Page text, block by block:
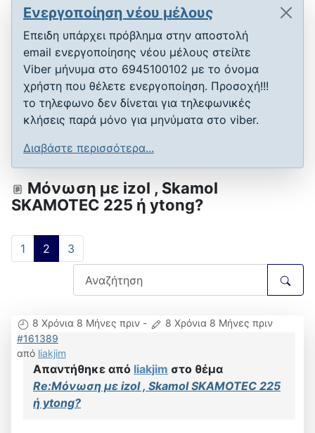
Ενεργοποίηση νέου μέλους
Επειδη υπάρχει πρόβλημα στην αποστολή
email ενεργοποίησης νέου μέλους στείλτε
Viber μήνυμα στο 6945100102 με το όνομα
χρήστη που θέλετε ενεργοποίηση. Προσοχή!!!
το τηλεφωνο δεν δίνεται για τηλεφωνικές
κλήσεις παρά μόνο για μηνύματα στο viber.
Διαβάστε περισσότερα...
Μόνωση με izol , Skamol
SKAMOTEC 225 ή ytong?
1 2 3
8 Χρόνια 8 Μήνες πριν -
8 Χρόνια 8 Μήνες πριν
#161389
από liakjim
Απαντήθηκε από liakjim στο θέμα
Re:Μόνωση με izol , Skamol SKAMOTEC 225
ή ytong?